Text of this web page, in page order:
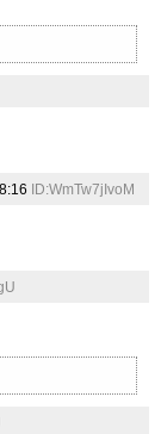
ID:WmTw7jIvoM